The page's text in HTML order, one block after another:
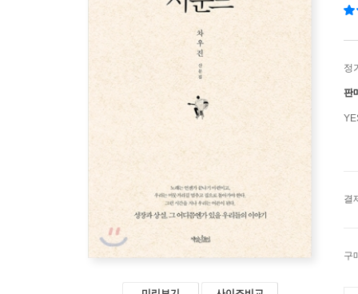
정
판
결
구